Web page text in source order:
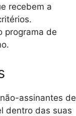
recebem a
programa de
assinantes de
dentro das suas